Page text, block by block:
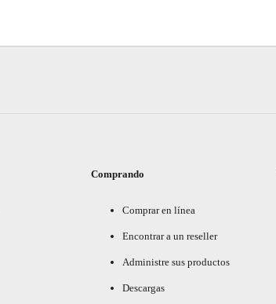
Comprando
Comprar en línea
Encontrar a un reseller
Administre sus productos
Descargas